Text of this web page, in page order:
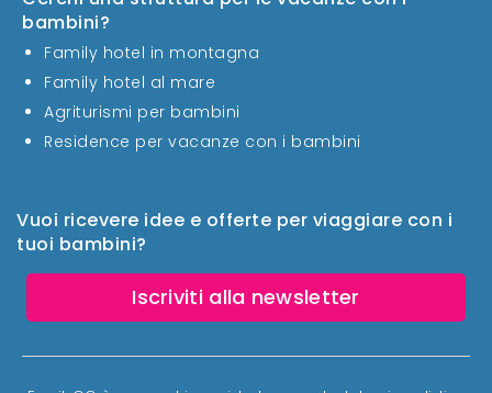
Vuoi ricevere idee e offerte per viaggiare con i
tuoi bambini?
Iscriviti alla newsletter
bambini?
Family hotel in montagna
Family hotel al mare
Agriturismi per bambini
Residence per vacanze con i bambini